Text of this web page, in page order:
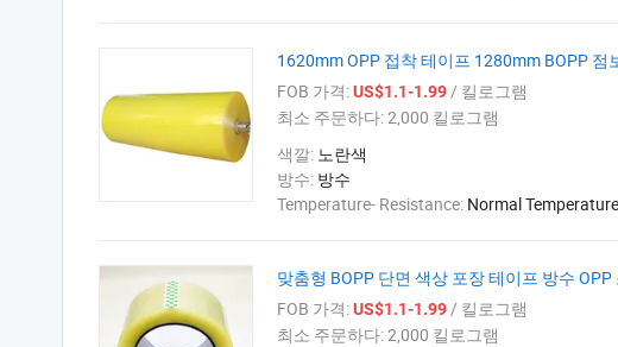
1620mm OPP 접착 테이프 1280mm BOPP 점
FOB 가격:US$1.1-1.99/ 킬로그램
최소 주문하다:2,000 킬로그램
색깔: 노란색
방수: 방수
Temperature- Resistance: Normal Temperature
맞춤형 BOPP 단면 색상 포장 테이프 방수
FOB 가격:US$1.1-1.99/ 킬로그램
최소 주문하다:2,000 킬로그램